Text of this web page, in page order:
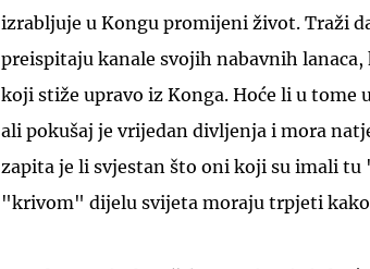
izrabljuje u Kongu promijeni život. Traži
preispitaju kanale svojih nabavnih
koji stiže upravo iz Konga. Hoće li u tome
ali pokušaj je vrijedan divljenja i mora
zapita je li svjestan što oni koji su imali tu
"krivom" dijelu svijeta moraju trpjeti